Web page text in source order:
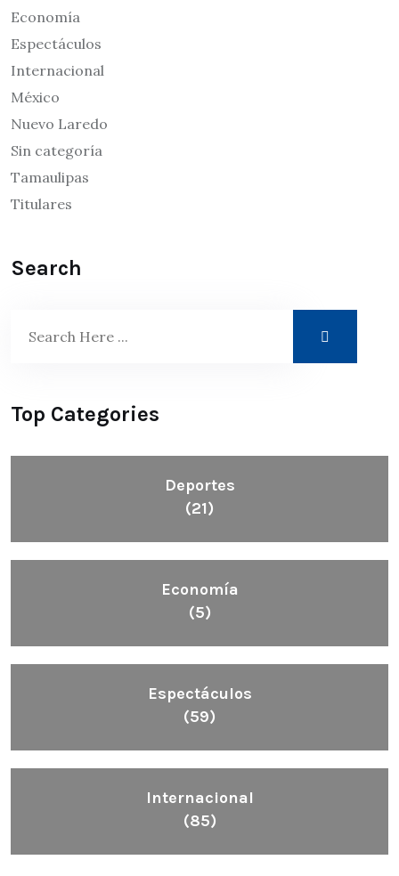
Economía
Espectáculos
Internacional
México
Nuevo Laredo
Sin categoría
Tamaulipas
Titulares
Search
Top Categories
Deportes
(21)
Economía
(5)
Espectáculos
(59)
Internacional
(85)